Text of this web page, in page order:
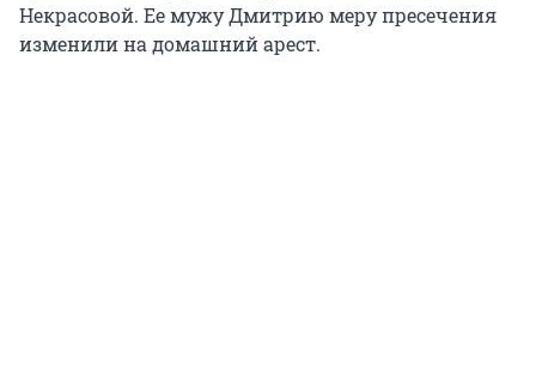
Некрасовой. Ее мужу Дмитрию меру пресечения
изменили на домашний арест.